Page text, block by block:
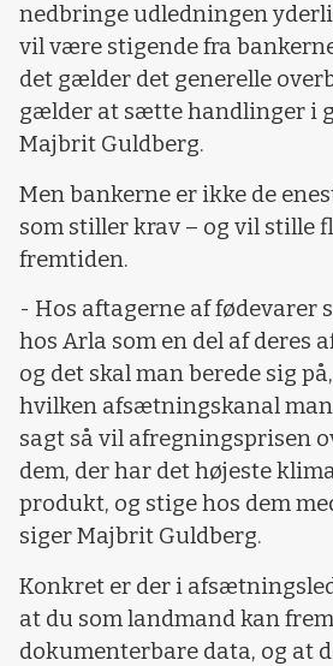
nedbringe udledningen
vil være stigende fra
det gælder det generelle
gælder at sætte handlinger i
Majbrit Guldberg.
Men bankerne er ikke de
som stiller krav – og vil stille
fremtiden.
- Hos aftagerne af fødevarer
hos Arla som en del af deres
og det skal man berede sig
hvilken afsætningskanal
sagt så vil afregningsprisen
dem, der har det højeste
produkt, og stige hos dem
siger Majbrit Guldberg.
Konkret er der i
at du som landmand kan
dokumenterbare data, og at